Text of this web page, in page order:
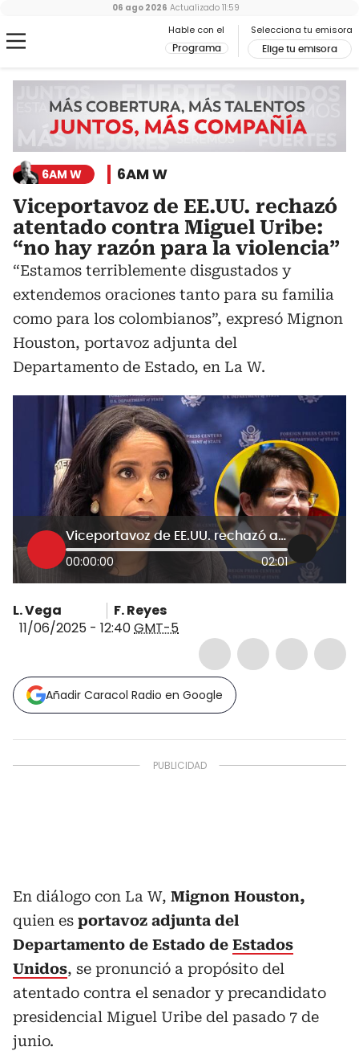
Hable con el
Programa
Selecciona tu emisora
Elige tu emisora
06 ago 2026 Actualizado 11:59
6AM W 6AM W
Viceportavoz de EE.UU. rechazó
atentado contra Miguel Uribe:
“no hay razón para la violencia”
“Estamos terriblemente disgustados y
extendemos oraciones tanto para su familia
como para los colombianos”, expresó Mignon
Houston, portavoz adjunta del
Departamento de Estado, en La W.
Viceportavoz de EE.UU. rechazó atentado contra Miguel Uribe: “no hay razón para la violencia”
00:00:00 02:01
L. Vega
F. Reyes
11/06/2025 - 12:40GMT-5
Añadir Caracol Radio en Google
En diálogo con La W, Mignon Houston,
quien es portavoz adjunta del
Departamento de Estado de Estados
Unidos, se pronunció a propósito del
atentado contra el senador y precandidato
presidencial Miguel Uribe del pasado 7 de
junio.